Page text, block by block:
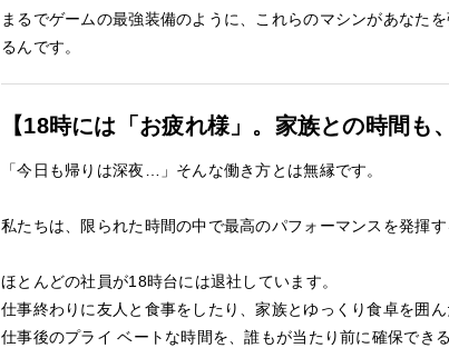
まるでゲームの最強装備のように、これらのマシンがあなた
るんです。
【18時には「お疲れ様」。家族との時間
「今日も帰りは深夜…」そんな働き方とは無縁です。
私たちは、限られた時間の中で最高のパフォーマンスを発揮
ほとんどの社員が18時台には退社しています。
仕事終わりに友人と食事をしたり、家族とゆっくり食卓を囲ん
仕事後のプライ ベートな時間を、誰もが当たり前に確保できる